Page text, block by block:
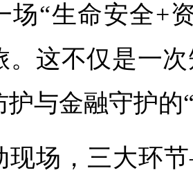
场“生命安全+
。这不仅是一
护与金融守护的
现场，三大环